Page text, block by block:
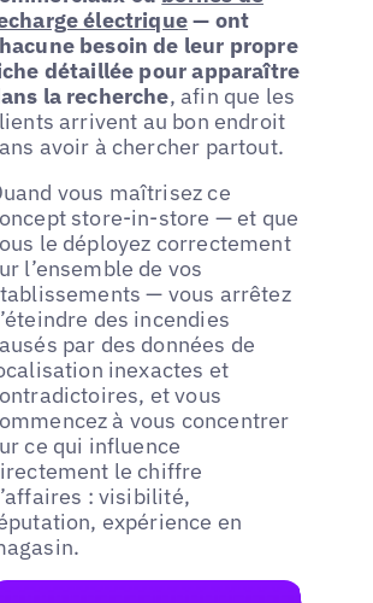
électrique— ont
besoin de leur propre
détaillée pour apparaître
la recherche, afin que les
arrivent au bon endroit
avoir à chercher partout.
vous maîtrisez ce
store-in-store — et que
le déployez correctement
l’ensemble de vos
— vous arrêtez
des incendies
par des données de
inexactes et
et vous
à vous concentrer
ce qui influence
le chiffre
: visibilité,
expérience en